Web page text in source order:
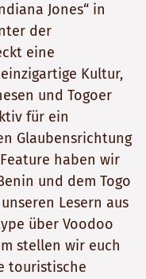
Jones“ in
der
eine
Kultur,
und Togoer
für ein
Glaubensrichtung
haben wir
und dem Togo
Lesern aus
über Voodoo
stellen wir euch
touristische